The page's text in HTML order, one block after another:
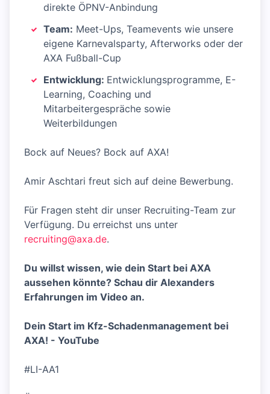
direkte ÖPNV-Anbindung
Team: Meet-Ups, Teamevents wie unsere
eigene Karnevalsparty, Afterworks oder der
AXA Fußball-Cup
Entwicklung: Entwicklungsprogramme, E-
Learning, Coaching und
Mitarbeitergespräche sowie
Weiterbildungen
Bock auf Neues? Bock auf AXA!
Amir Aschtari freut sich auf deine Bewerbung.
Für Fragen steht dir unser Recruiting-Team zur
Verfügung. Du erreichst uns unter
recruiting@axa.de.
Du willst wissen, wie dein Start bei AXA
aussehen könnte? Schau dir Alexanders
Erfahrungen im Video an.
Dein Start im Kfz-Schadenmanagement bei
AXA! - YouTube
#LI-AA1